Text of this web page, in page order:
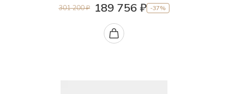
301 200 ₽ 189 756 ₽ -37%